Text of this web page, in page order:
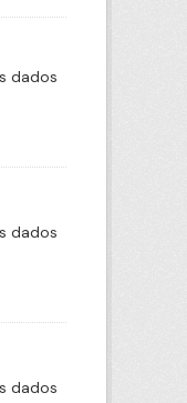
dados
dados
dados